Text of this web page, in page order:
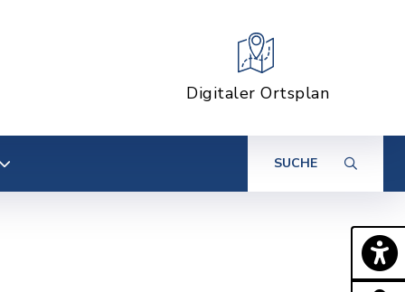
Digitaler Ortsplan
SUCHE